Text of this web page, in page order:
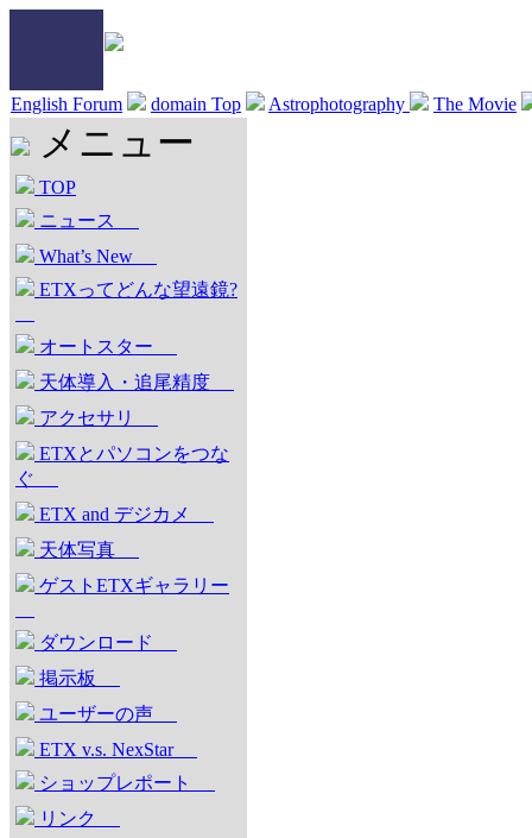
English Forum domain Top Astrophotography The Movie
メニュー
TOP
ニュース
What’s New
ETXってどんな望遠鏡?
オートスター
天体導入・追尾精度
アクセサリ
ETXとパソコンをつな
ぐ
ETX and デジカメ
天体写真
ゲストETXギャラリー
ダウンロード
掲示板
ユーザーの声
ETX v.s. NexStar
ショップレポート
リンク